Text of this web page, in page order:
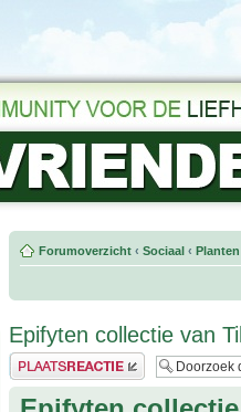
Forumoverzicht ‹ Sociaal ‹
Epifyten collectie van
Plaats een reactie